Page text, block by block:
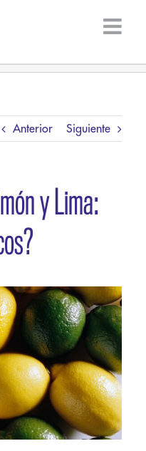
Anterior Siguiente
y Lima: